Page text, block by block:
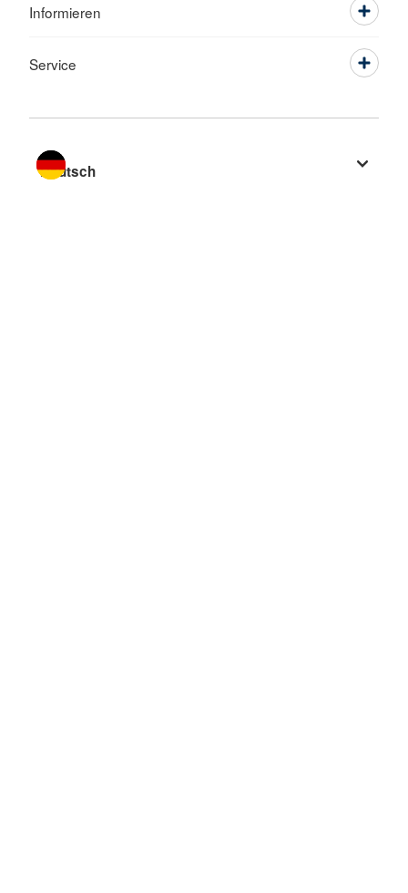
Informieren
Service
Sprache wechseln zu